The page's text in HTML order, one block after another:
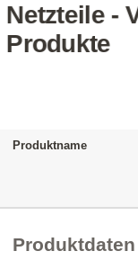
Netzteile -
Produkte
Produktname
Produktdaten